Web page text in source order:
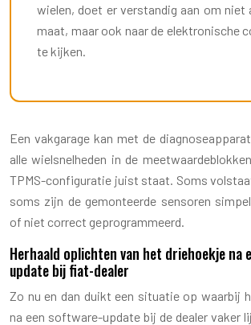
wielen, doet er verstandig aan om niet
maat, maar ook naar de elektronische
te kijken.
Een vakgarage kan met de
alle wielsnelheden in de
TPMS-configuratie juist staat. Soms
soms zijn de gemonteerde sensoren
of niet correct geprogrammeerd.
Herhaald oplichten van het driehoekje na
update bij fiat-dealer
Zo nu en dan duikt een situatie op waarbij
na een software-update bij de dealer vaker